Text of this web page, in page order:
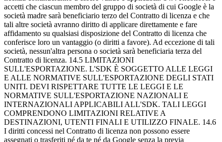
accetti che ciascun membro del gruppo di società di cui Google è la
società madre sarà beneficiario terzo del Contratto di licenza e che
tali altre società avranno diritto di applicare direttamente e fare
affidamento su qualsiasi disposizione del Contratto di licenza che
conferisce loro un vantaggio (o diritti a favore). Ad eccezione di tali
società, nessun'altra persona o società sarà beneficiaria terza del
Contratto di licenza. 14.5 LIMITAZIONI
SULL'ESPORTAZIONE. L'SDK È SOGGETTO ALLE LEGGI
E ALLE NORMATIVE SULL'ESPORTAZIONE DEGLI STATI
UNITI. DEVI RISPETTARE TUTTE LE LEGGI E LE
NORMATIVE SULL'ESPORTAZIONE NAZIONALI E
INTERNAZIONALI APPLICABILI ALL'SDK. TALI LEGGI
COMPRENDONO LIMITAZIONI RELATIVE A
DESTINAZIONI, UTENTI FINALI E UTILIZZO FINALE. 14.6
I diritti concessi nel Contratto di licenza non possono essere
assegnati o trasferiti né da te né da Google senza la previa